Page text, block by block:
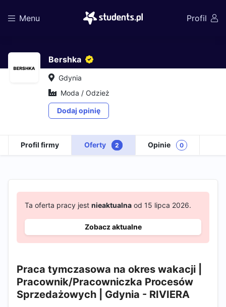
Menu Profil
Bershka
Gdynia
Moda / Odzież
Dodaj opinię
Profil firmy Oferty 2 Opinie 0
Ta oferta pracy jest nieaktualna od 15 lipca 2026.
Zobacz aktualne
Praca tymczasowa na okres wakacji |
Pracownik/Pracowniczka Procesów
Sprzedażowych | Gdynia - RIVIERA